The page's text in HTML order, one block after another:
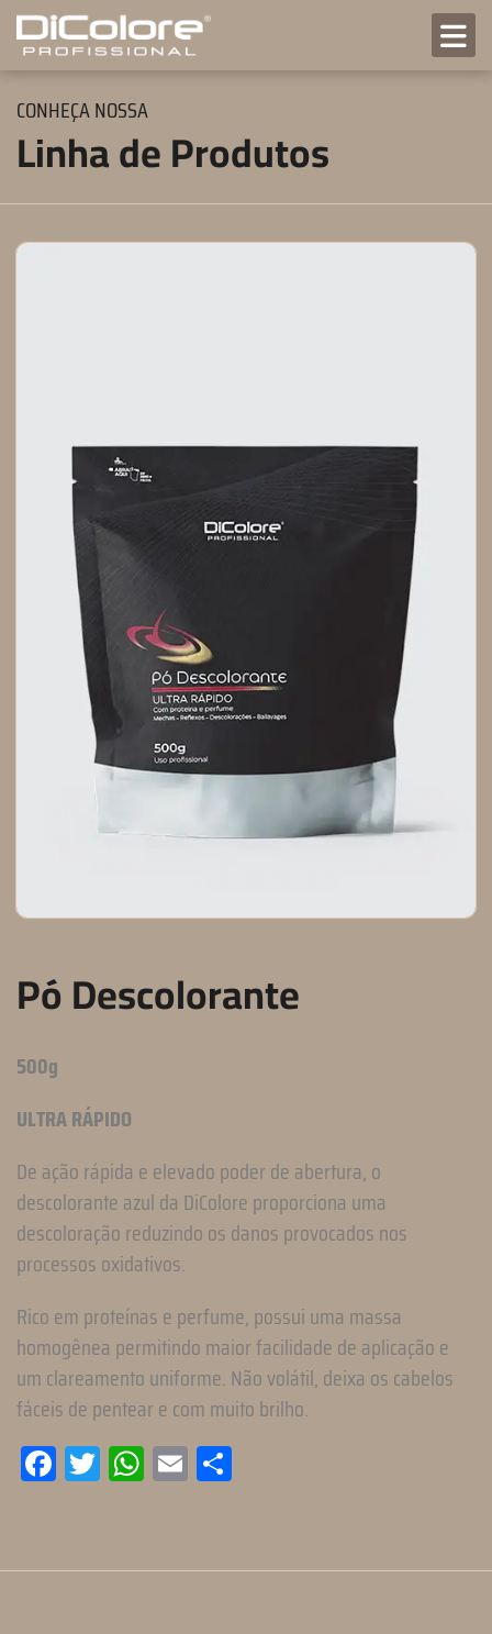
CONHEÇA NOSSA
Linha de Produtos
Pó Descolorante
500g
ULTRA RÁPIDO
De ação rápida e elevado poder de abertura, o
descolorante azul da DiColore proporciona uma
descoloração reduzindo os danos provocados nos
processos oxidativos.
Rico em proteínas e perfume, possui uma massa
homogênea permitindo maior facilidade de aplicação e
um clareamento uniforme. Não volátil, deixa os cabelos
fáceis de pentear e com muito brilho.
Facebook
TwitterWhatsApp
Email